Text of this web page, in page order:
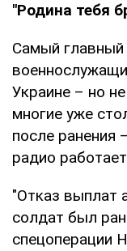
"Родина тебя
Самый главный
Украине – но
многие уже
после ранения
радио
"Отказ выплат
солдат был
спецоперации